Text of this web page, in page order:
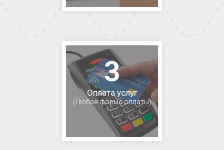
3
Оплата услуг
(Любая форма оплаты)